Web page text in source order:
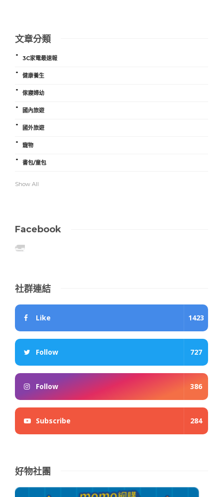
文章分類
3C家電最速報
健康養生
傢寢婦幼
國內旅遊
國外旅遊
寵物
書包/童包
Show All
Facebook
社群連結
Like 1423
Follow 727
Follow 386
Subscribe 284
好物社團